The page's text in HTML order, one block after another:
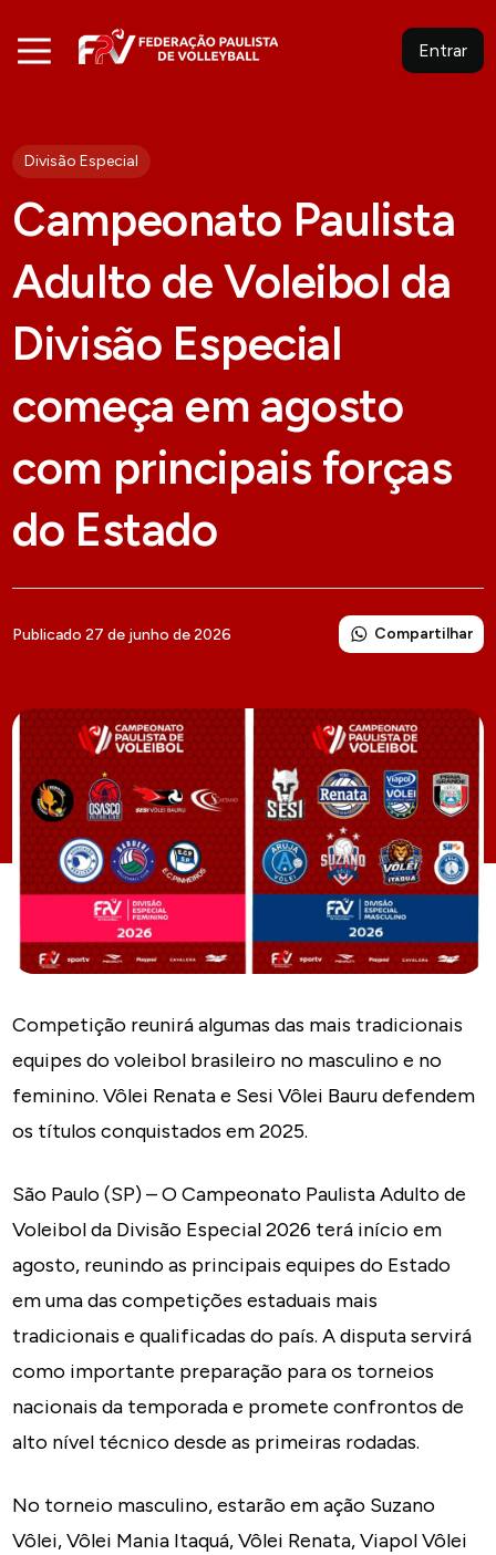
Entrar
Divisão Especial
Campeonato Paulista
Adulto de Voleibol da
Divisão Especial
começa em agosto
com principais forças
do Estado
Publicado 27 de junho de 2026 Compartilhar
Competição reunirá algumas das mais tradicionais
equipes do voleibol brasileiro no masculino e no
feminino. Vôlei Renata e Sesi Vôlei Bauru defendem
os títulos conquistados em 2025.
São Paulo (SP) – O Campeonato Paulista Adulto de
Voleibol da Divisão Especial 2026 terá início em
agosto, reunindo as principais equipes do Estado
em uma das competições estaduais mais
tradicionais e qualificadas do país. A disputa servirá
como importante preparação para os torneios
nacionais da temporada e promete confrontos de
alto nível técnico desde as primeiras rodadas.
No torneio masculino, estarão em ação Suzano
Vôlei, Vôlei Mania Itaquá, Vôlei Renata, Viapol Vôlei